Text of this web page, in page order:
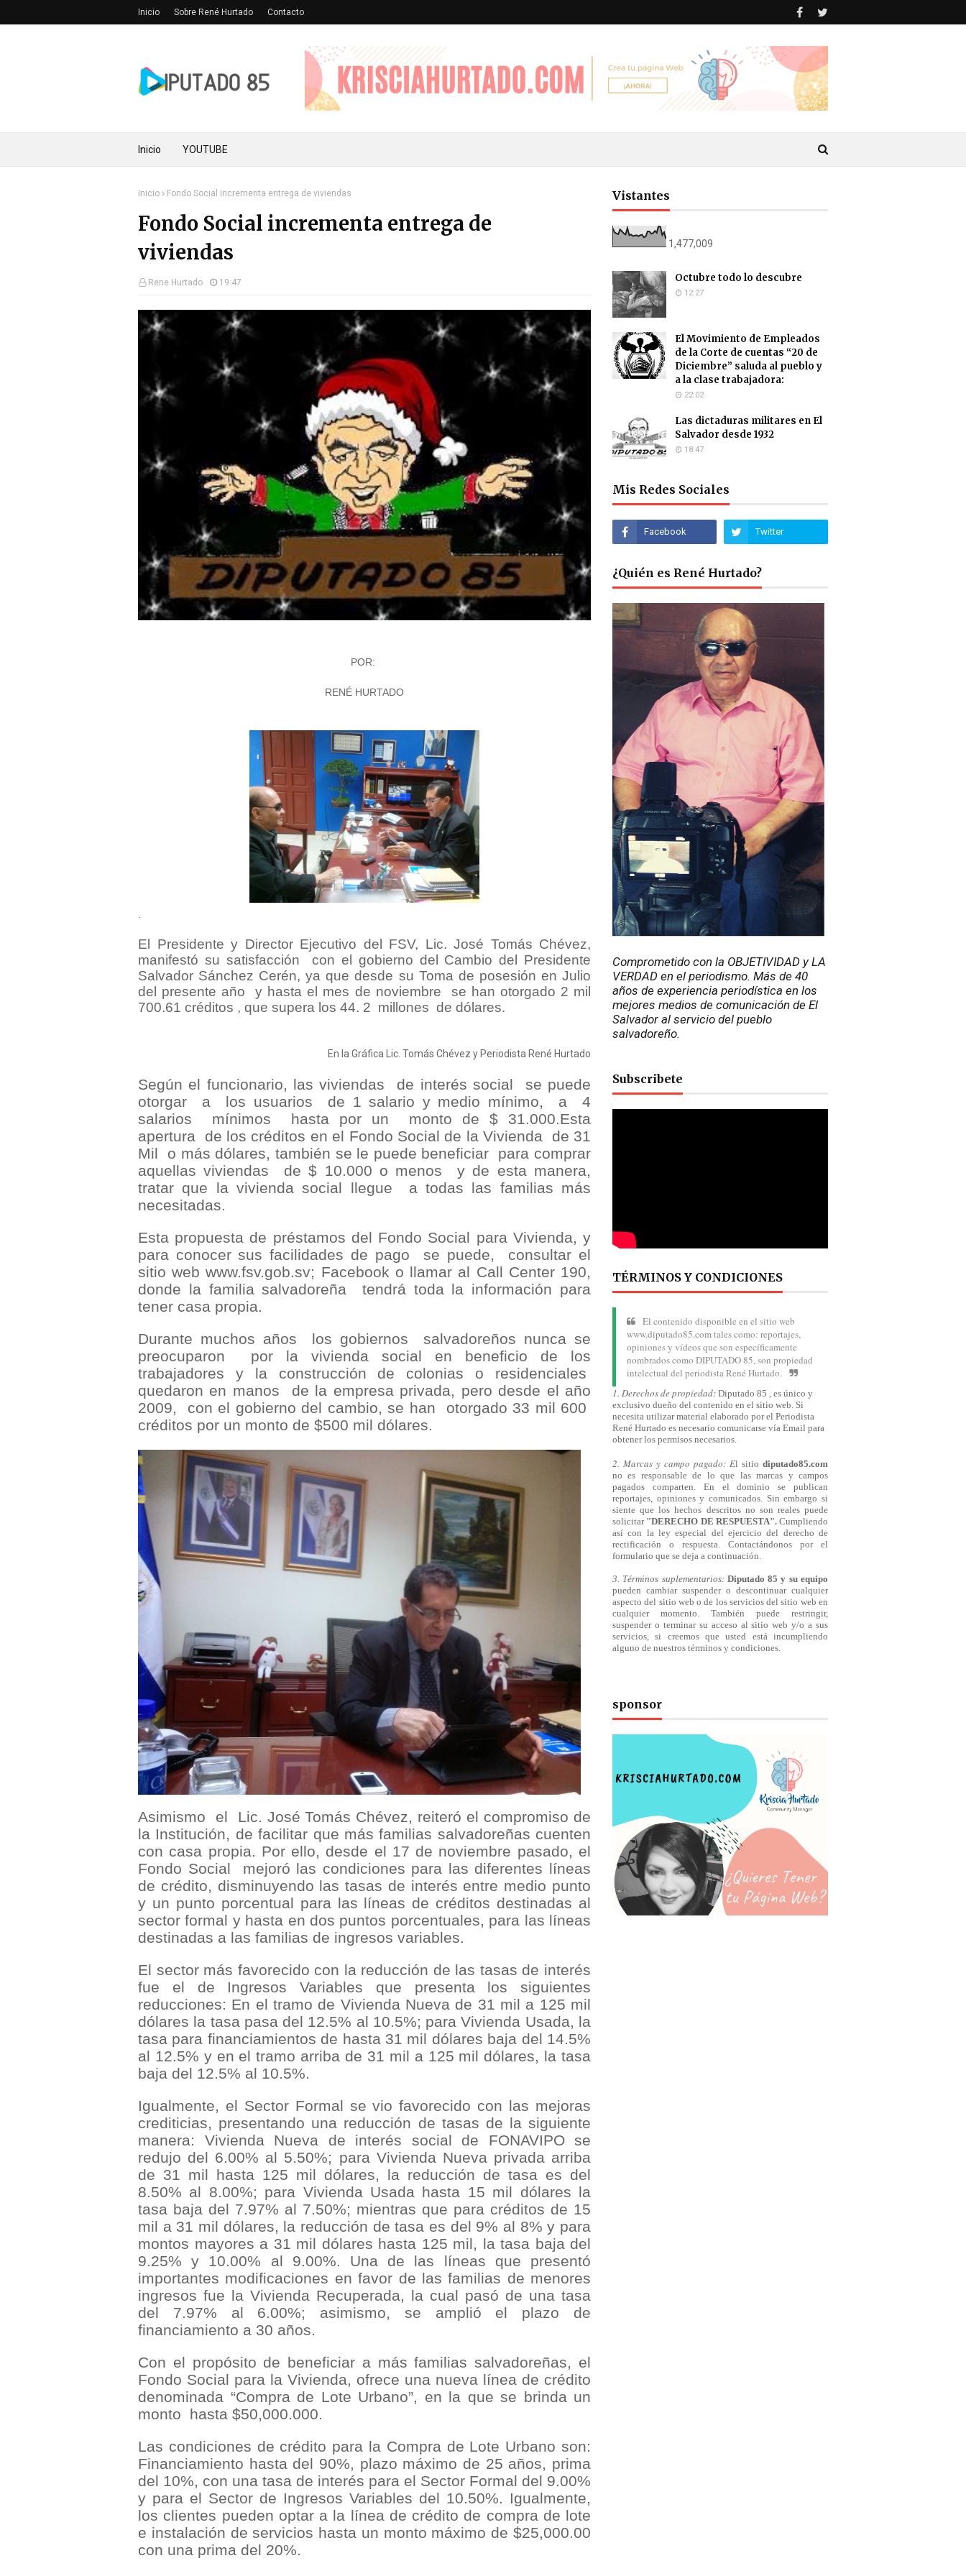
Inicio Sobre René Hurtado Contacto
Inicio YOUTUBE
Inicio Fondo Social incrementa entrega de viviendas
Fondo Social incrementa entrega de
viviendas
Rene Hurtado 19:47
POR:
RENÉ HURTADO
.
El Presidente y Director Ejecutivo del FSV, Lic. José Tomás Chévez,
manifestó su satisfacción
con el gobierno del Cambio del Presidente
Salvador Sánchez Cerén, ya que desde su Toma de posesión en Julio
del presente año
y hasta el mes de noviembre
se han otorgado 2 mil
700.61 créditos , que supera los 44. 2 millones de dólares.
En la Gráfica Lic. Tomás Chévez y Periodista René Hurtado
Según el funcionario, las viviendas de interés social
se puede
otorgar
a los usuarios de 1 salario y medio mínimo, a
4
salarios
mínimos hasta por un
monto de $ 31.000.Esta
apertura de los créditos en el Fondo Social de la Vivienda de 31
Mil
o más dólares, también se le puede beneficiar para comprar
aquellas viviendas
de $ 10.000 o menos
y de esta manera,
tratar que la vivienda social llegue
a todas las familias más
necesitadas.
Esta propuesta de préstamos del Fondo Social para Vivienda, y
para conocer sus facilidades de pago
se puede,
consultar el
sitio web www.fsv.gob.sv; Facebook o llamar al Call Center 190,
donde la familia salvadoreña
tendrá toda la información para
tener casa propia.
Durante muchos años
los gobiernos
salvadoreños nunca se
preocuparon
por la vivienda social en beneficio de los
trabajadores y la construcción de colonias o residenciales
quedaron en manos
de la empresa privada, pero desde el año
2009,
con el gobierno del cambio, se han
otorgado 33 mil 600
créditos por un monto de $500 mil dólares.
Asimismo el
Lic. José Tomás Chévez, reiteró el compromiso de
la Institución, de facilitar que más familias salvadoreñas cuenten
con casa propia. Por ello, desde el 17 de noviembre pasado, el
Fondo Social
mejoró las condiciones para las diferentes líneas
de crédito, disminuyendo las tasas de interés entre medio punto
y un punto porcentual para las líneas de créditos destinadas al
sector formal y hasta en dos puntos porcentuales, para las líneas
destinadas a las familias de ingresos variables.
El sector más favorecido con la reducción de las tasas de interés
fue el de Ingresos Variables que presenta los siguientes
reducciones: En el tramo de Vivienda Nueva de 31 mil a 125 mil
dólares la tasa pasa del 12.5% al 10.5%; para Vivienda Usada, la
tasa para financiamientos de hasta 31 mil dólares baja del 14.5%
al 12.5% y en el tramo arriba de 31 mil a 125 mil dólares, la tasa
baja del 12.5% al 10.5%.
Igualmente, el Sector Formal se vio favorecido con las mejoras
crediticias, presentando una reducción de tasas de la siguiente
manera: Vivienda Nueva de interés social de FONAVIPO se
redujo del 6.00% al 5.50%; para Vivienda Nueva privada arriba
de 31 mil hasta 125 mil dólares, la reducción de tasa es del
8.50% al 8.00%; para Vivienda Usada hasta 15 mil dólares la
tasa baja del 7.97% al 7.50%; mientras que para créditos de 15
mil a 31 mil dólares, la reducción de tasa es del 9% al 8% y para
montos mayores a 31 mil dólares hasta 125 mil, la tasa baja del
9.25% y 10.00% al 9.00%. Una de las líneas que presentó
importantes modificaciones en favor de las familias de menores
ingresos fue la Vivienda Recuperada, la cual pasó de una tasa
del 7.97% al 6.00%; asimismo, se amplió el plazo de
financiamiento a 30 años.
Con el propósito de beneficiar a más familias salvadoreñas, el
Fondo Social para la Vivienda, ofrece una nueva línea de crédito
denominada “Compra de Lote Urbano”, en la que se brinda un
monto hasta $50,000.000.
Las condiciones de crédito para la Compra de Lote Urbano son:
Financiamiento hasta del 90%, plazo máximo de 25 años, prima
del 10%, con una tasa de interés para el Sector Formal del 9.00%
y para el Sector de Ingresos Variables del 10.50%. Igualmente,
los clientes pueden optar a la línea de crédito de compra de lote
e instalación de servicios hasta un monto máximo de $25,000.00
con una prima del 20%.
Vistantes
1,477,009
Octubre todo lo descubre
12:27
El Movimiento de Empleados
de la Corte de cuentas “20 de
Diciembre” saluda al pueblo y
a la clase trabajadora:
22:02
Las dictaduras militares en El
Salvador desde 1932
18:47
Mis Redes Sociales
¿Quién es René Hurtado?
Comprometido con la OBJETIVIDAD y LA
VERDAD en el periodismo. Más de 40
años de experiencia periodística en los
mejores medios de comunicación de El
Salvador al servicio del pueblo
salvadoreño.
Subscribete
TÉRMINOS Y CONDICIONES
El contenido disponible en el sitio web
www.diputado85.com tales como: reportajes,
opiniones y vídeos que son específicamente
nombrados como DIPUTADO 85, son propiedad
intelectual del periodista René Hurtado.
1. Derechos de propiedad: Diputado 85 , es único y
exclusivo dueño del contenido en el sitio web. Si
necesita utilizar material elaborado por el Periodista
René Hurtado es necesario comunicarse vía Email para
obtener los permisos necesarios.
2. Marcas y campo pagado: El sitio diputado85.com
no es responsable de lo que las marcas y campos
pagados comparten. En el dominio se publican
reportajes, opiniones y comunicados. Sin embargo si
siente que los hechos descritos no son reales puede
solicitar "DERECHO DE RESPUESTA".Cumpliendo
así con la ley especial del ejercicio del derecho de
rectificación o respuesta. Contactándonos por el
formulario que se deja a continuación.
3. Términos suplementarios: Diputado 85 y su equipo
pueden cambiar suspender o descontinuar cualquier
aspecto del sitio web o de los servicios del sitio web en
cualquier momento. También puede restringir,
suspender o terminar su acceso al sitio web y/o a sus
servicios, si creemos que usted está incumpliendo
alguno de nuestros términos y condiciones.
sponsor